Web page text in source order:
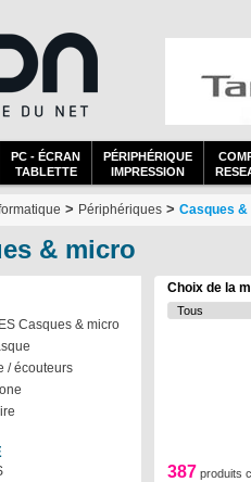
PC - ÉCRAN
TABLETTE
PÉRIPHÉRIQUE
IMPRESSION
> Périphériques > Casques
& micro
Casques & micro
/ écouteurs
Choix de la
387 produits